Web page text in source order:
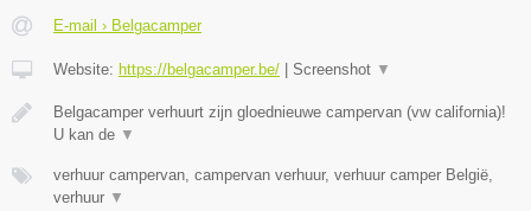
E-mail › Belgacamper
Website: https://belgacamper.be/ Screenshot ▼
Belgacamper verhuurt zijn gloednieuwe campervan (vw california)!
U kan de ▼
verhuur campervan, campervan verhuur, verhuur camper België,
verhuur ▼